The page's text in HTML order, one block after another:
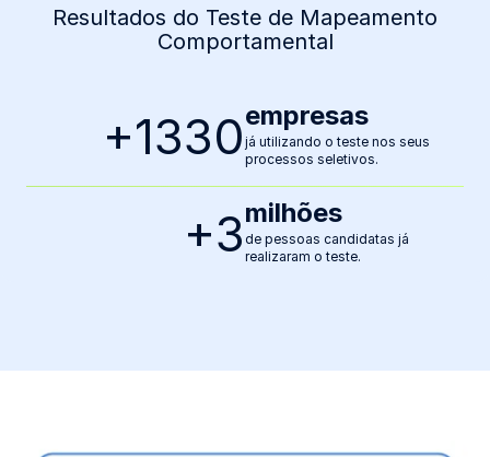
Resultados do Teste de Mapeamento
Comportamental
+1700empresas
já utilizando o teste nos seus
processos seletivos.
+3milhões
de pessoas candidatas já
realizaram o teste.